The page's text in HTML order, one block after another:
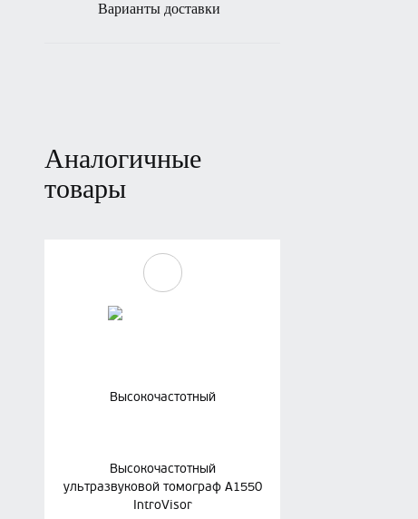
Варианты доставки
Аналогичные
товары
Высокочастотный
ультразвуковой томограф А1550
IntroVisor